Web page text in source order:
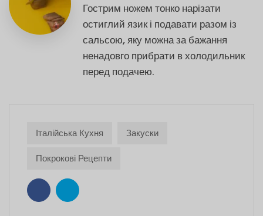
Гострим ножем тонко нарізати
остиглий язик і подавати разом із
сальсою, яку можна за бажання
ненадовго прибрати в холодильник
перед подачею.
Італійська Кухня
Закуски
Покрокові Рецепти